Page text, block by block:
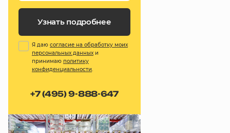
Узнать подробнее
Я даю согласие на обработку моих
персональных данных и
принимаю политику
конфиденциальности
+7 (495) 9-888-647